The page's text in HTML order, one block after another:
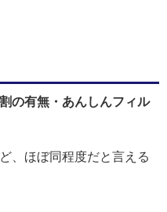
の有無・あんしんフィル
、ほぼ同程度だと言える